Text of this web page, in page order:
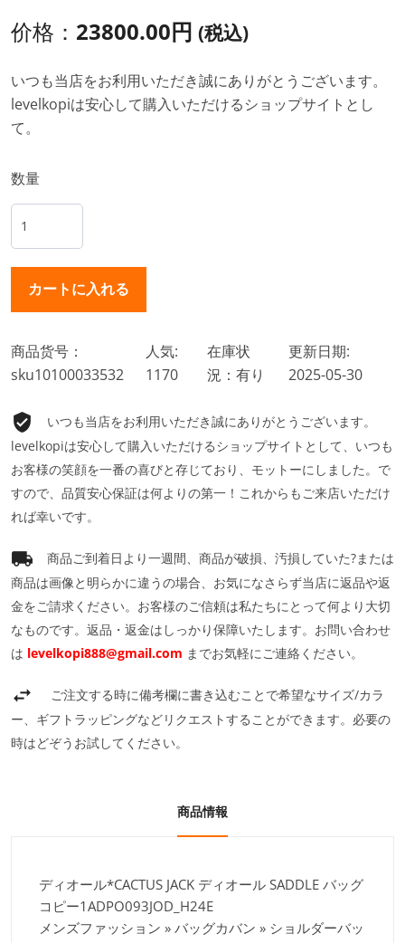
价格： 23800.00円 (税込)
いつも当店をお利用いただき誠にありがとうございます。
levelkopiは安心して購入いただけるショップサイトとし
て。
数量
商品货号：
sku10100033532
人気:
1170
在庫状
況：有り
更新日期:
2025-05-30
いつも当店をお利用いただき誠にありがとうございます。
levelkopiは安心して購入いただけるショップサイトとして、いつも
お客様の笑顔を一番の喜びと存じており、モットーにしました。で
すので、品質安心保証は何よりの第一！これからもご来店いただけ
れば幸いです。
商品ご到着日より一週間、商品が破損、汚損していた?または
商品は画像と明らかに違うの場合、お気になさらず当店に返品や返
金をご請求ください。お客様のご信頼は私たちにとって何より大切
なものです。返品・返金はしっかり保障いたします。お問い合わせ
は levelkopi888@gmail.com までお気軽にご連絡ください。
ご注文する時に備考欄に書き込むことで希望なサイズ/カラ
ー、ギフトラッピングなどリクエストすることができます。必要の
時はどぞうお試してください。
商品情報
ディオール*CACTUS JACK ディオール SADDLE バッグ
コピー1ADPO093JOD_H24E
メンズファッション » バッグカバン » ショルダーバッ